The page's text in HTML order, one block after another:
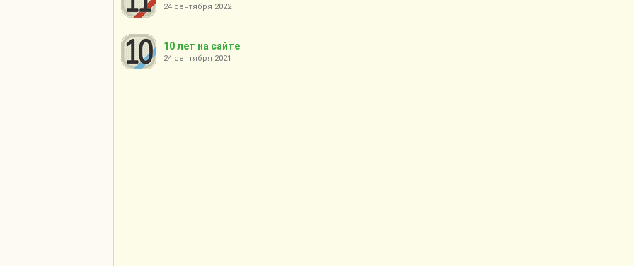
24 сентября 2022
10 лет на сайте
24 сентября 2021